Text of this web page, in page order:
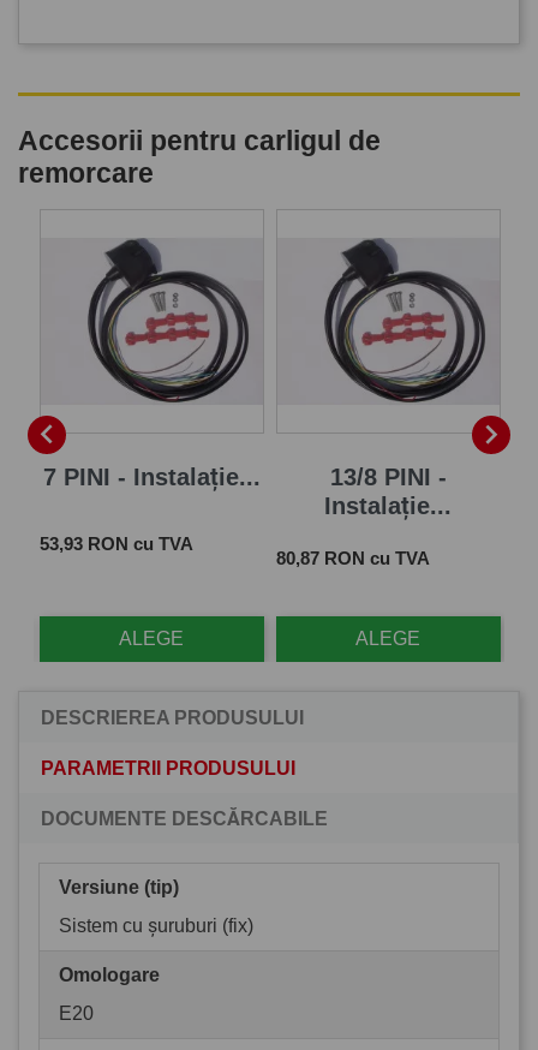
Accesorii pentru carligul de
remorcare

7 PINI - Instalație...
Pret
53,93 RON cu TVA
ALEGE
13/8 PINI -
Instalație...
Pret
80,87 RON cu TVA
ALEGE

DESCRIEREA PRODUSULUI
PARAMETRII PRODUSULUI
DOCUMENTE DESCĂRCABILE
Versiune (tip)
Sistem cu șuruburi (fix)
Omologare
E20